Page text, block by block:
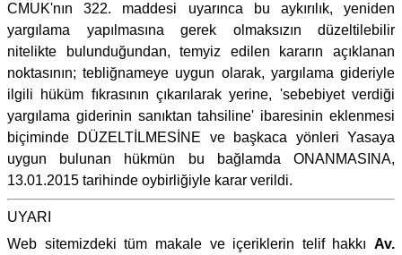
CMUK'nın 322. maddesi uyarınca bu aykırılık, yeniden
yargılama yapılmasına gerek olmaksızın düzeltilebilir
nitelikte bulunduğundan, temyiz edilen kararın açıklanan
noktasının; tebliğnameye uygun olarak, yargılama gideriyle
ilgili hüküm fıkrasının çıkarılarak yerine, 'sebebiyet verdiği
yargılama giderinin sanıktan tahsiline' ibaresinin eklenmesi
biçiminde DÜZELTİLMESİNE ve başkaca yönleri Yasaya
uygun bulunan hükmün bu bağlamda ONANMASINA,
13.01.2015 tarihinde oybirliğiyle karar verildi.
UYARI
Web sitemizdeki tüm makale ve içeriklerin telif hakkı Av.